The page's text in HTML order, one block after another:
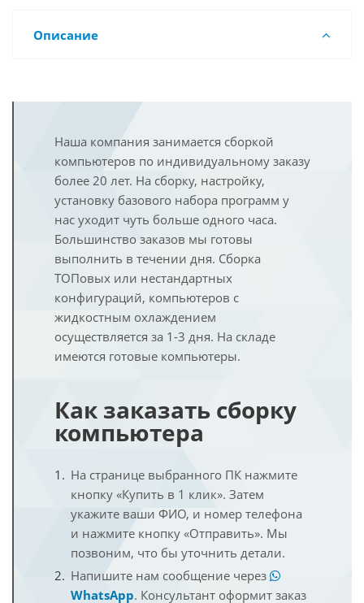
Описание
Наша компания занимается сборкой
компьютеров по индивидуальному заказу
более 20 лет. На сборку, настройку,
установку базового набора программ у
нас уходит чуть больше одного часа.
Большинство заказов мы готовы
выполнить в течении дня. Сборка
ТОПовых или нестандартных
конфигураций, компьютеров с
жидкостным охлаждением
осуществляется за 1-3 дня. На складе
имеются готовые компьютеры.
Как заказать сборку
компьютера
На странице выбранного ПК нажмите
кнопку «Купить в 1 клик». Затем
укажите ваши ФИО, и номер телефона
и нажмите кнопку «Отправить». Мы
позвоним, что бы уточнить детали.
Напишите нам сообщение через
WhatsApp. Консультант оформит заказ